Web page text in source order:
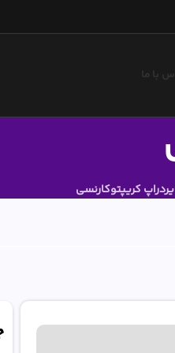
با ما
کریپتوکارنسی